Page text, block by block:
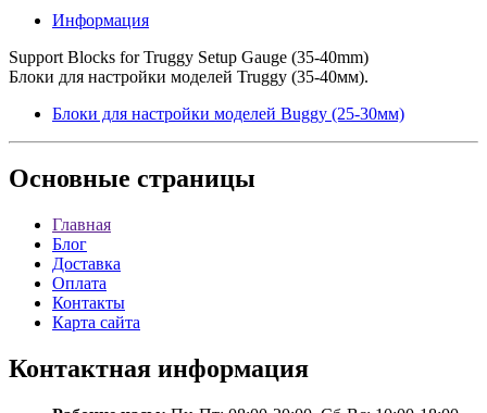
Информация
Support Blocks for Truggy Setup Gauge (35-40mm)
Блоки для настройки моделей Truggy (35-40мм).
Блоки для настройки моделей Buggy (25-30мм)
Основные страницы
Главная
Блог
Доставка
Оплата
Контакты
Карта сайта
Контактная информация